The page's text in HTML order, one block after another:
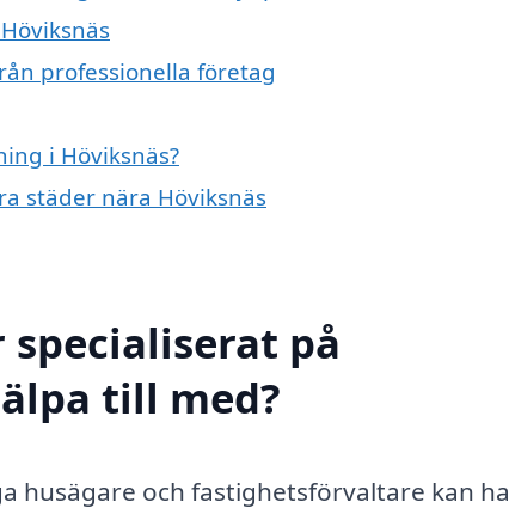
professionella företag
i Höviksnäs?
städer nära Höviksnäs
på
till med?
husägare och fastighetsförvaltare kan ha